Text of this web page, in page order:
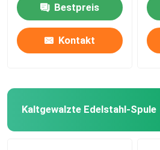
Galvanisierte Stahlplatte
Bestpreis
Kontakt
Kaltgewalzte Edelstahl-Spule